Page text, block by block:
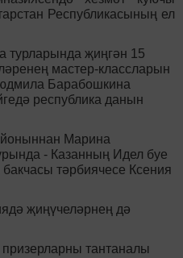
Республикасының ел
турларында җиңгән 15
мастер-классларын
Барабошкина
республика данын
Марина
- Казанның Идел буе
тәрбиячесе Ксения
җиңүчеләрнең дә
тантаналы